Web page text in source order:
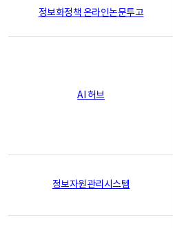
정보화정책 온라인논문투고
AI 허브
정보자원관리시스템